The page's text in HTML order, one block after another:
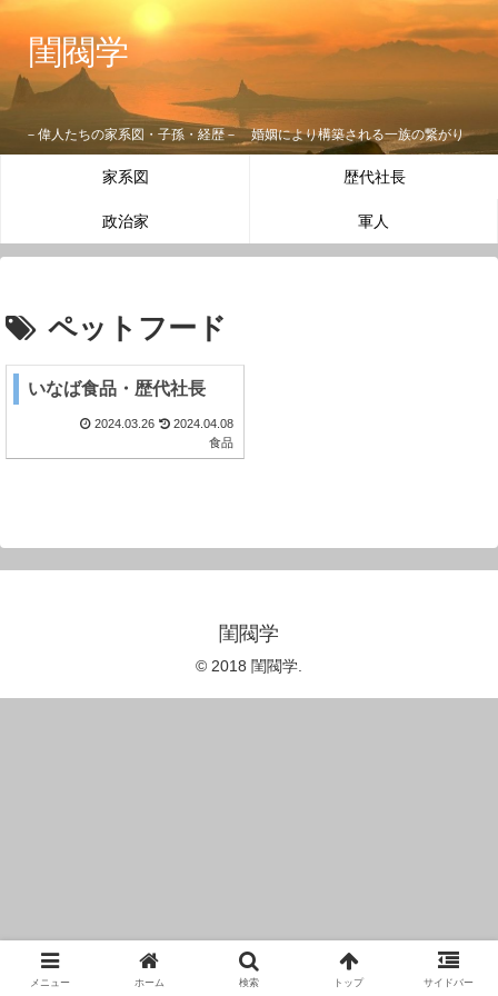
閨閥学
－偉人たちの家系図・子孫・経歴－ 婚姻により構築される一族の繋がり
家系図 歴代社長
政治家 軍人
ペットフード
いなば食品・歴代社長
2024.03.26
2024.04.08
食品
閨閥学
© 2018 閨閥学.
メニュー ホーム 検索 トップ サイドバー